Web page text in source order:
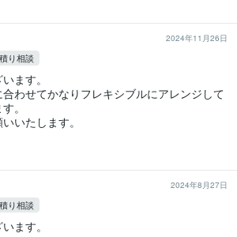
2024年11月26日
り相談
ます。
わせてかなりフレキシブルにアレンジして
。
いたします。
2024年8月27日
り相談
ます。